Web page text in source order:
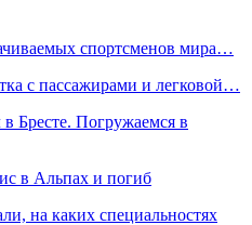
спортсменов мира…
с пассажирами и легковой…
Бресте. Погружаемся в
в Альпах и погиб
на каких специальностях